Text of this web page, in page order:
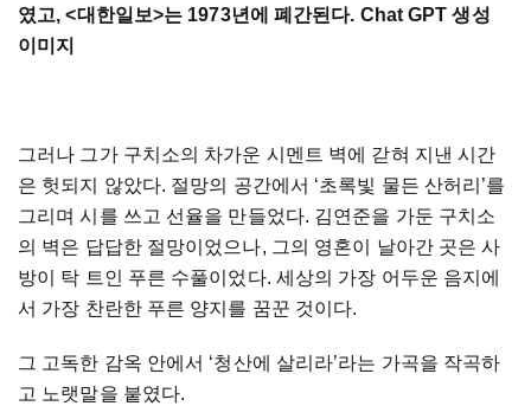
였고, <대한일보>는 1973년에 폐간된다. Chat GPT 생성
이미지
그러나 그가 구치소의 차가운 시멘트 벽에 갇혀 지낸 시간
은 헛되지 않았다. 절망의 공간에서 ‘초록빛 물든 산허리 ’를
그리며 시를 쓰고 선율을 만들었다. 김연준을 가둔 구치소
의 벽은 답답한 절망이었으나, 그의 영혼이 날아간 곳은 사
방이
탁 트인 푸른 수풀이었다. 세상의 가장 어두운 음지에
서 가장 찬란한 푸른 양지를 꿈꾼 것이다.
그 고독한 감옥 안에서 ‘청산에 살리라’라는 가곡을 작곡하
고 노랫말을 붙였다.